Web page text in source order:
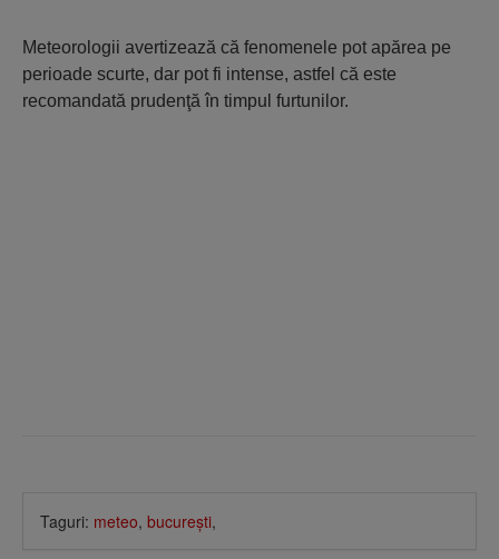
Meteorologii avertizează că fenomenele pot apărea pe
perioade scurte, dar pot fi intense, astfel că este
recomandată prudenţă în timpul furtunilor.
Taguri: meteo, bucureşti,